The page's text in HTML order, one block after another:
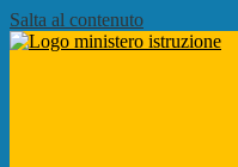
Salta al contenuto